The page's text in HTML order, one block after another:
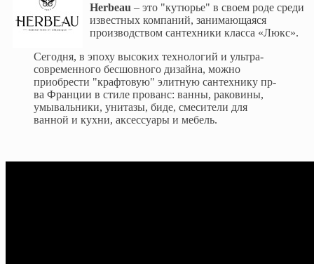
Herbeau – это "кутюрье" в своем роде среди
известных компаний, занимающаяся
производством сантехники класса «Люкс».
Сегодня, в эпоху высоких технологий и ультра-
современного бесшовного дизайна, можно
приобрести "крафтовую" элитную сантехнику пр-
ва Франции в стиле прованс: ванны, раковины,
умывальники, унитазы, биде, смесители для
ванной и кухни, аксессуары и мебель.